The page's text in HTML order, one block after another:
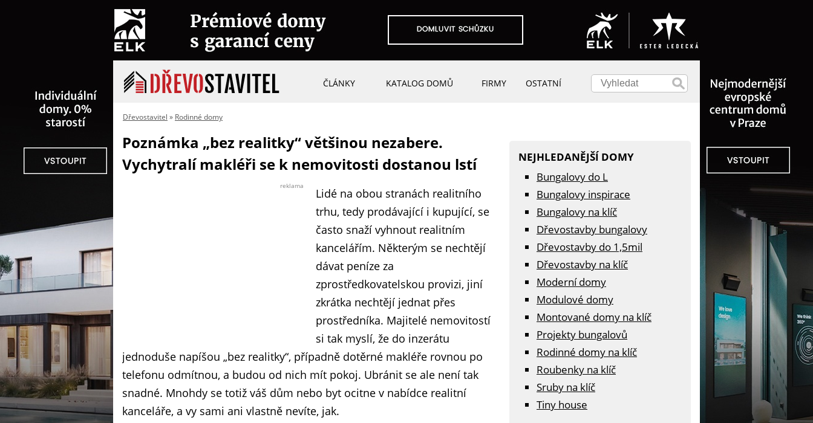
ČLÁNKY KATALOG DOMŮ FIRMY OSTATNÍ
Dřevostavitel » Rodinné domy
Poznámka „bez realitky“ většinou nezabere.
Vychytralí makléři se k nemovitosti dostanou lstí
reklama
Lidé na obou stranách realitního
trhu, tedy prodávající i kupující, se
často snaží vyhnout realitním
kancelářím. Některým se nechtějí
dávat peníze za
zprostředkovatelskou provizi, jiní
zkrátka nechtějí jednat přes
prostředníka. Majitelé nemovitostí
si tak myslí, že do inzerátu
jednoduše napíšou „bez realitky“, případně dotěrné makléře rovnou po
telefonu odmítnou, a budou od nich mít pokoj. Ubránit se ale není tak
snadné. Mnohdy se totiž váš dům nebo byt ocitne v nabídce realitní
kanceláře, a vy sami ani vlastně nevíte, jak.
NEJHLEDANĚJŠÍ DOMY
Bungalovy do L
Bungalovy inspirace
Bungalovy na klíč
Dřevostavby bungalovy
Dřevostavby do 1,5mil
Dřevostavby na klíč
Moderní domy
Modulové domy
Montované domy na klíč
Projekty bungalovů
Rodinné domy na klíč
Roubenky na klíč
Sruby na klíč
Tiny house